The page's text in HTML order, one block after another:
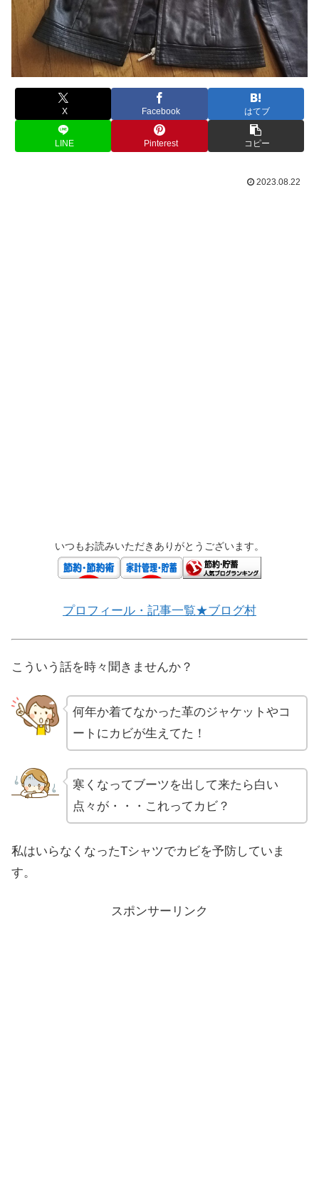
X Facebook はてブ
LINE Pinterest コピー
2023.08.22
いつもお読みいただきありがとうございます。
プロフィール・記事一覧★ブログ村
こういう話を時々聞きませんか？
何年か着てなかった革のジャケットやコ
ートにカビが生えてた！
寒くなってブーツを出して来たら白い
点々が・・・これってカビ？
私はいらなくなったTシャツでカビを予防していま
す。
スポンサーリンク